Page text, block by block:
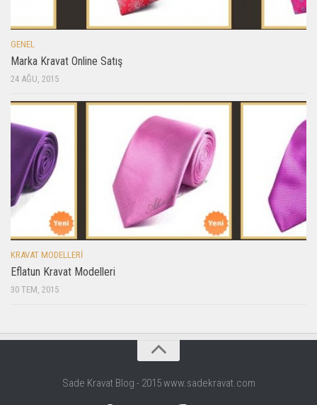
GENEL
Marka Kravat Online Satış
24 AĞU, 2015
KRAVAT MODELLERI
Eflatun Kravat Modelleri
30 TEM, 2015
Sade Kravat Blog - 2015 www.sadekravat.com